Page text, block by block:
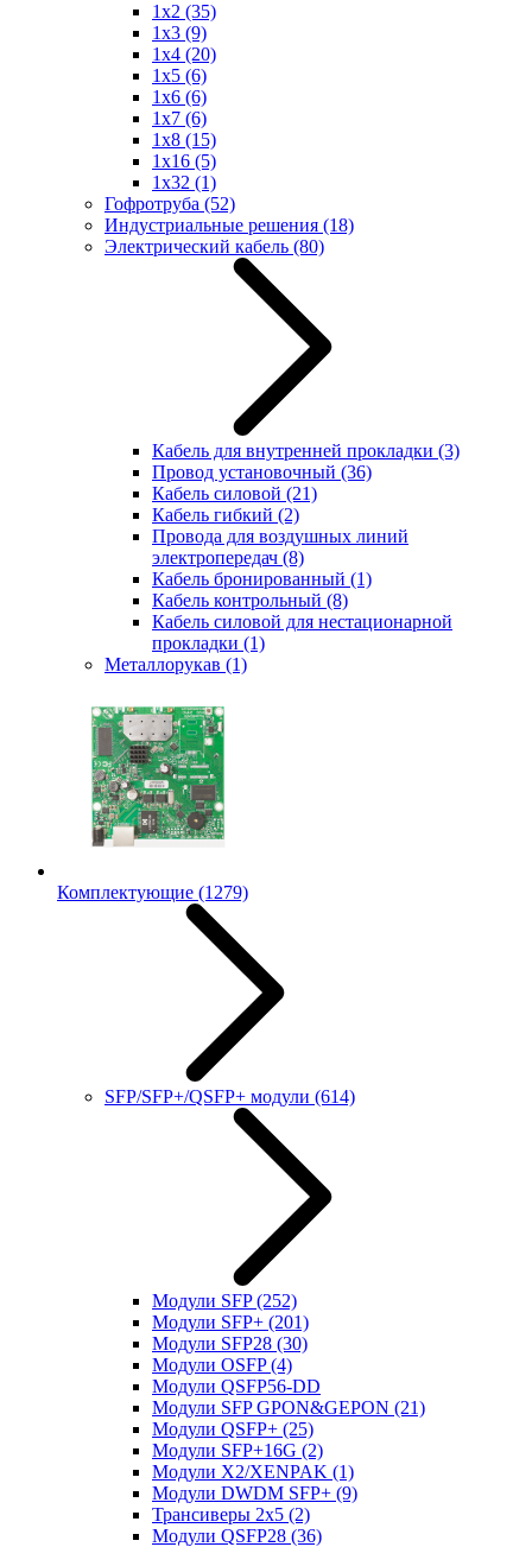
1x2 (35)
1x3 (9)
1x4 (20)
1x5 (6)
1x6 (6)
1x7 (6)
1x8 (15)
1x16 (5)
1x32 (1)
Гофротруба (52)
Индустриальные решения (18)
Электрический кабель (80)
Кабель для внутренней прокладки (3)
Провод установочный (36)
Кабель силовой (21)
Кабель гибкий (2)
Провода для воздушных линий
электропередач (8)
Кабель бронированный (1)
Кабель контрольный (8)
Кабель силовой для нестационарной
прокладки (1)
Металлорукав (1)
Комплектующие (1279)
SFP/SFP+/QSFP+ модули (614)
Модули SFP(252)
Модули SFP+ (201)
Модули SFP28 (30)
Модули OSFP(4)
Модули QSFP56-DD
Модули SFP GPON&GEPON (21)
Модули QSFP+ (25)
Модули SFP+16G (2)
Модули X2/XENPAK (1)
Модули DWDM SFP+ (9)
Трансиверы 2x5 (2)
Модули QSFP28 (36)